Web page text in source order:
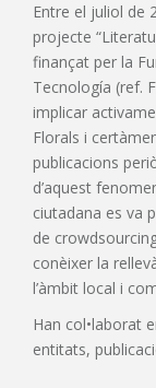
Entre el juliol de
projecte
finançat per la
Tecnología (ref.
implicar
Florals i
publicacions
d’aquest
ciutadana es va
de
conèixer la
l’àmbit local i
Han col•laborat
entitats,